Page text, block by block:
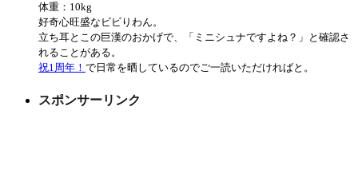
体重：10kg
好奇心旺盛なビビりわん。
立ち耳とこの巨漢のおかげで、「ミニシュナですよね？」と確認さ
れることがある。
祝1周年！ で日常を晒しているのでご一読いただければと。
スポンサーリンク